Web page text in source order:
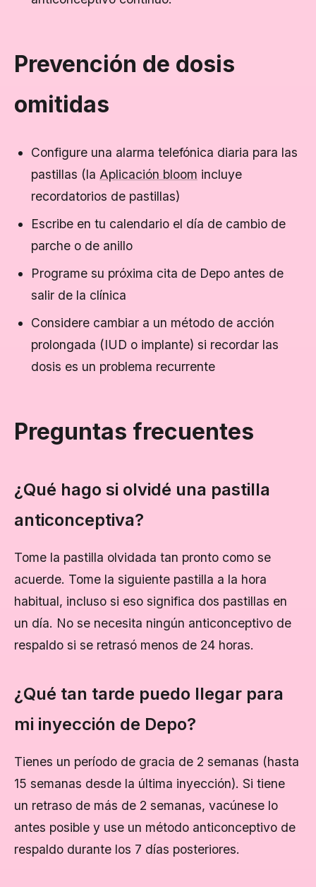
Prevención de dosis
omitidas
Configure una alarma telefónica diaria para las
pastillas (la Aplicación bloom incluye
recordatorios de pastillas)
Escribe en tu calendario el día de cambio de
parche o de anillo
Programe su próxima cita de Depo antes de
salir de la clínica
Considere cambiar a un método de acción
prolongada (IUD o implante) si recordar las
dosis es un problema recurrente
Preguntas frecuentes
¿Qué hago si olvidé una pastilla
anticonceptiva?
Tome la pastilla olvidada tan pronto como se
acuerde. Tome la siguiente pastilla a la hora
habitual, incluso si eso significa dos pastillas en
un día. No se necesita ningún anticonceptivo de
respaldo si se retrasó menos de 24 horas.
¿Qué tan tarde puedo llegar para
mi inyección de Depo?
Tienes un período de gracia de 2 semanas (hasta
15 semanas desde la última inyección). Si tiene
un retraso de más de 2 semanas, vacúnese lo
antes posible y use un método anticonceptivo de
respaldo durante los 7 días posteriores.